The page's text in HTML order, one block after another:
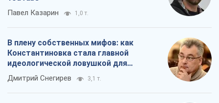
Павел Казарин 1,0 т.
В плену собственных мифов: как
Константиновка стала главной
идеологической ловушкой для
российских оккупантов
Дмитрий Снегирев 3,1 т.